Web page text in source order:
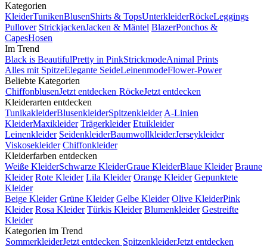
Kategorien
KleiderTunikenBlusenShirts & TopsUnterkleiderRöckeLeggings
Pullover StrickjackenJacken & Mäntel BlazerPonchos &
CapesHosen
Im Trend
Black is BeautifulPretty in PinkStrickmodeAnimal Prints
Alles mit SpitzeElegante SeideLeinenmodeFlower-Power
Beliebte Kategorien
ChiffonblusenJetzt entdecken RöckeJetzt entdecken
Kleiderarten entdecken
TunikakleiderBlusenkleiderSpitzenkleider A-Linien
KleiderMaxikleider Trägerkleider Etuikleider
Leinenkleider SeidenkleiderBaumwollkleiderJerseykleider
Viskosekleider Chiffonkleider
Kleiderfarben entdecken
Weiße KleiderSchwarze KleiderGraue KleiderBlaue Kleider Braune
Kleider Rote Kleider Lila Kleider Orange Kleider Gepunktete
Kleider
Beige Kleider Grüne Kleider Gelbe Kleider Olive KleiderPink
Kleider Rosa Kleider Türkis Kleider Blumenkleider Gestreifte
Kleider
Kategorien im Trend
SommerkleiderJetzt entdecken SpitzenkleiderJetzt entdecken